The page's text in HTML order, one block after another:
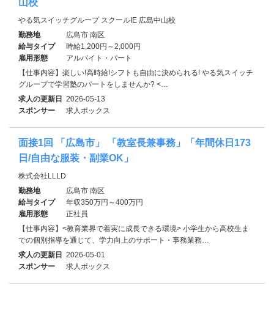
やる気スイッチグループ スクールIE 広島中山校
勤務地
広島市 南区
給与タイプ
時給1,200円～2,000円
雇用形態
アルバイト・パート
【仕事内容】楽しい!高時給!シフトも自由に決められる! やる気スイッチ
グループで学習塾のパートをしませんか? <…
求人の更新日 2026-05-13
スポンサー
求人ボックス
面接1回 「広島市」 「教室長兼事務」「年間休日173
日/自由な服装・副業OK」
株式会社LLLD
勤務地
広島市 南区
給与タイプ
年収350万円～400万円
雇用形態
正社員
【仕事内容】<教育業界で着実に成長できる環境> 小学生から高校生ま
での個別指導を通じて、学力向上のサポート・事務業務…
求人の更新日 2026-05-01
スポンサー
求人ボックス